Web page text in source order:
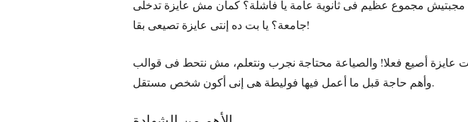
مجبتيش مجموع عظيم فى ثانوية عامة يا فاشلة؟ كمان مش عايزة تدخلى
جامعة؟ يا بت ده إنتى عايزة تصيعى بقا!
عايزة أصيع فعلا! والصياعة محتاجة نجرب ونتعلم، مش نتحط فى قوالب
وأهم حاجة قبل ما أعمل فيها فوليطة هى إنى أكون شخص مستقل.